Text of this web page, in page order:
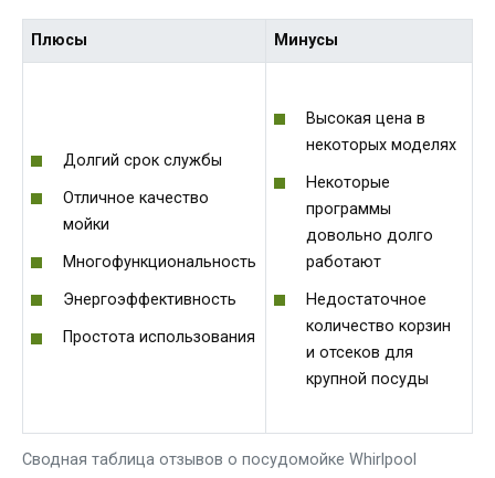
Сводная таблица отзывов о посудомойке Whirlpool
Плюсы Минусы
Долгий срок службы
Отличное качество
мойки
Многофункциональность
Энергоэффективность
Простота использования
Высокая цена в
некоторых моделях
Некоторые
программы
довольно долго
работают
Недостаточное
количество корзин
и отсеков для
крупной посуды